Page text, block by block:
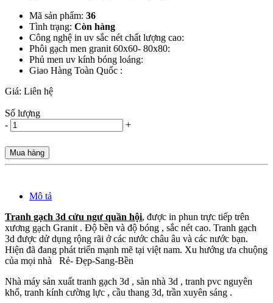
Mã sản phẩm: 36
Tình trạng: Còn hàng
Công nghệ in uv sắc nét chất lượng cao:
Phôi gạch men granit 60x60- 80x80:
Phủ men uv kính bóng loáng:
Giao Hàng Toàn Quốc :
Giá: Liên hệ
Số lượng
-
+
Mua hàng
Mô tả
Tranh gạch 3d cửu ngư quần hội, được in phun trực tiếp trên
xương gạch Granit . Độ bền và độ bóng , sắc nét cao. Tranh gạch
3d được dử dụng rộng rãi ở các nước châu âu và các nước bạn.
Hiện đã đang phát triển mạnh mẽ tại việt nam. Xu hướng ưa chuộng
của mọi nhà Rẻ- Đẹp-Sang-Bền
Nhà máy sản xuất tranh gạch 3d , sàn nhà 3d , tranh pvc nguyên
khổ, tranh kính cường lực , cầu thang 3d, trần xuyên sáng .